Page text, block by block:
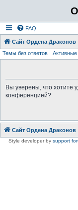
FAQ
Сайт Ордена Драконов
Темы без ответов
Вы уверены, что хотите
конференцией?
Сайт Ордена Драконов
Style developer by support